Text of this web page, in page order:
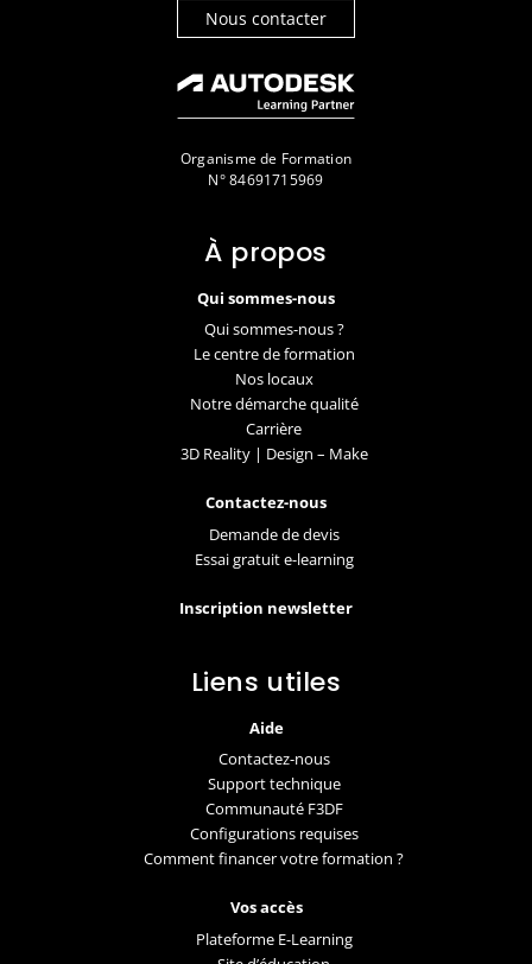
Nous contacter
Organisme de Formation
N° 84691715969
À propos
Qui sommes-nous
Qui sommes-nous ?
Le centre de formation
Nos locaux
Notre démarche qualité
Carrière
3D Reality | Design – Make
Contactez-nous
Demande de devis
Essai gratuit e-learning
Inscription newsletter
Liens utiles
Aide
Contactez-nous
Support technique
Communauté F3DF
Configurations requises
Comment financer votre formation ?
Vos accès
Plateforme E-Learning